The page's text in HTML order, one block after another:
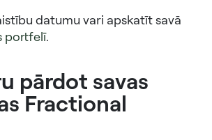
datumu vari apskatīt savā
portfelī.
pārdot savas
Fractional